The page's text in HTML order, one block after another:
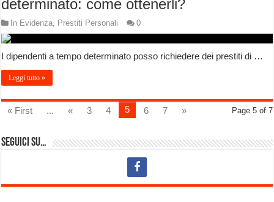
determinato: come ottenerli?
In Evidenza, Prestiti Personali 0
I dipendenti a tempo determinato posso richiedere dei prestiti di …
Leggi tutto »
Page 5 of 7
« First ... « 3 4 5 6 7 »
Seguici su…